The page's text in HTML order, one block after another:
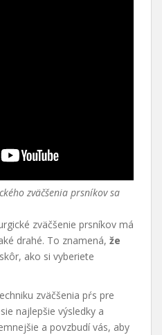
zväčšenia prsníkov sa
zväčšenie prsníkov má
drahé. To znamená, že
ako si vyberiete
zväčšenia pŕs pre
najlepšie výsledky a
a povzbudí vás, aby